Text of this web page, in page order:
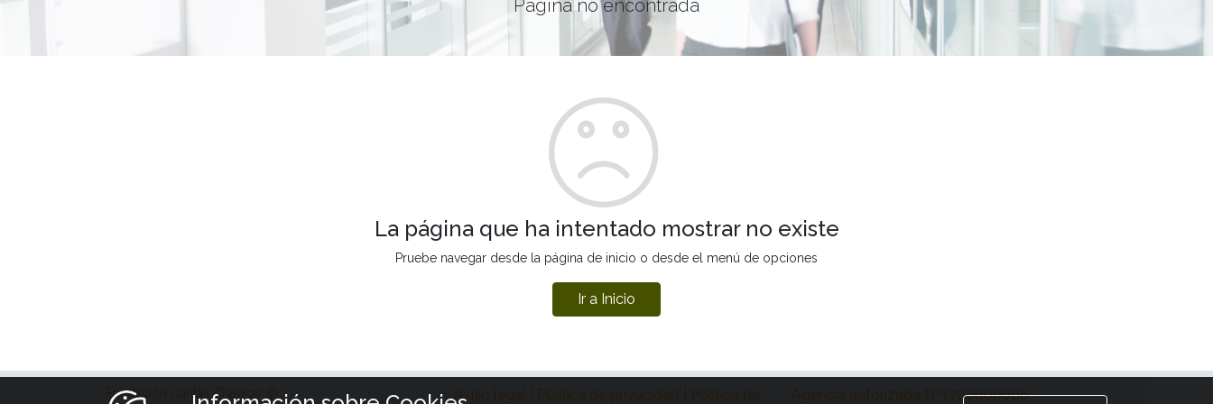
Página no encontrada
La página que ha intentado mostrar no existe
Pruebe navegar desde la página de inicio o desde el menú de opciones
Ir a Inicio
Fundación Cáritas Chavicar © Aviso legal | Política de privacidad | Política de Agencia autorizada Nº1700000006